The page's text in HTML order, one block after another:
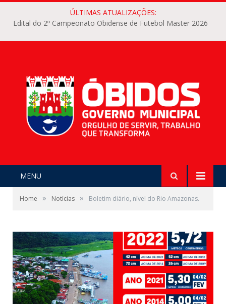
ÚLTIMAS ATUALIZAÇÕES:
Edital do 2º Campeonato Obidense de Futebol Master 2026
MENU
Home » Notícias » Boletim diário, nível do Rio Amazonas.